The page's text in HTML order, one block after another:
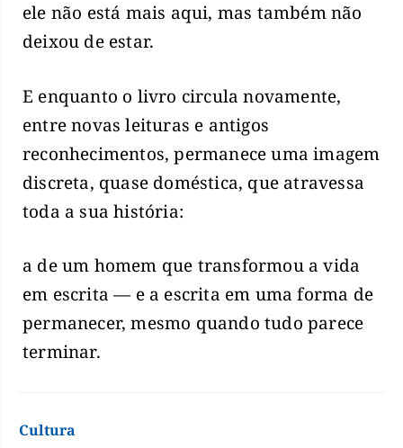
ele não está mais aqui, mas também não
deixou de estar.
E enquanto o livro circula novamente,
entre novas leituras e antigos
reconhecimentos, permanece uma imagem
discreta, quase doméstica, que atravessa
toda a sua história:
a de um homem que transformou a vida
em escrita — e a escrita em uma forma de
permanecer, mesmo quando tudo parece
terminar.
Cultura